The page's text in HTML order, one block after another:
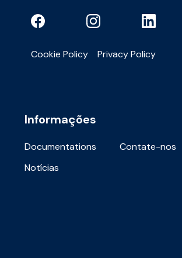
Cookie Policy Privacy Policy
Informações
Documentations
Contate-nos
Notícias